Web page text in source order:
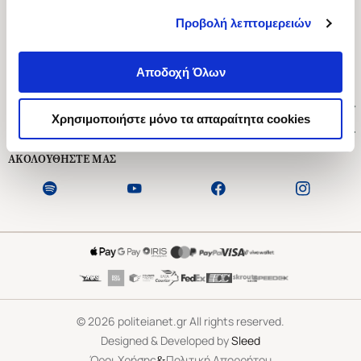
Προβολή λεπτομερειών
Αποδοχή Όλων
Χρησιμοποιήστε μόνο τα απαραίτητα cookies
Ασκληπιού 1-3, Αθήνα 106 79
Δευτέρα - Παρασκευή 09:00-21:00
Εξυπηρέτηση Πελατών
ΑΚΟΛΟΥΘΗΣΤΕ ΜΑΣ
©2026 politeianet.gr All rights reserved.
Designed & Developed bySleed